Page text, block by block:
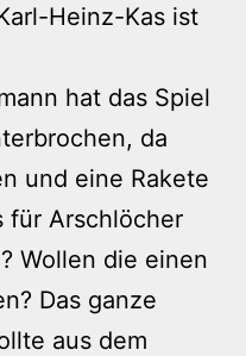
Heinz-Kas ist
hat das Spiel
da
und eine Rakete
für Arschlöcher
Wollen die einen
Das ganze
aus dem